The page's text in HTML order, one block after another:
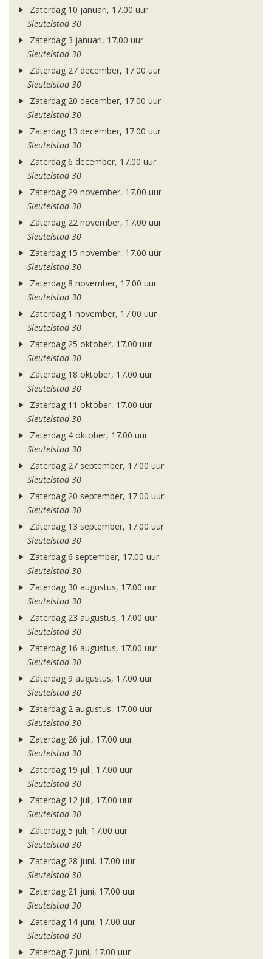
Zaterdag 10 januari, 17.00 uur
Sleutelstad 30
Zaterdag 3 januari, 17.00 uur
Sleutelstad 30
Zaterdag 27 december, 17.00 uur
Sleutelstad 30
Zaterdag 20 december, 17.00 uur
Sleutelstad 30
Zaterdag 13 december, 17.00 uur
Sleutelstad 30
Zaterdag 6 december, 17.00 uur
Sleutelstad 30
Zaterdag 29 november, 17.00 uur
Sleutelstad 30
Zaterdag 22 november, 17.00 uur
Sleutelstad 30
Zaterdag 15 november, 17.00 uur
Sleutelstad 30
Zaterdag 8 november, 17.00 uur
Sleutelstad 30
Zaterdag 1 november, 17.00 uur
Sleutelstad 30
Zaterdag 25 oktober, 17.00 uur
Sleutelstad 30
Zaterdag 18 oktober, 17.00 uur
Sleutelstad 30
Zaterdag 11 oktober, 17.00 uur
Sleutelstad 30
Zaterdag 4 oktober, 17.00 uur
Sleutelstad 30
Zaterdag 27 september, 17.00 uur
Sleutelstad 30
Zaterdag 20 september, 17.00 uur
Sleutelstad 30
Zaterdag 13 september, 17.00 uur
Sleutelstad 30
Zaterdag 6 september, 17.00 uur
Sleutelstad 30
Zaterdag 30 augustus, 17.00 uur
Sleutelstad 30
Zaterdag 23 augustus, 17.00 uur
Sleutelstad 30
Zaterdag 16 augustus, 17.00 uur
Sleutelstad 30
Zaterdag 9 augustus, 17.00 uur
Sleutelstad 30
Zaterdag 2 augustus, 17.00 uur
Sleutelstad 30
Zaterdag 26 juli, 17.00 uur
Sleutelstad 30
Zaterdag 19 juli, 17.00 uur
Sleutelstad 30
Zaterdag 12 juli, 17.00 uur
Sleutelstad 30
Zaterdag 5 juli, 17.00 uur
Sleutelstad 30
Zaterdag 28 juni, 17.00 uur
Sleutelstad 30
Zaterdag 21 juni, 17.00 uur
Sleutelstad 30
Zaterdag 14 juni, 17.00 uur
Sleutelstad 30
Zaterdag 7 juni, 17.00 uur